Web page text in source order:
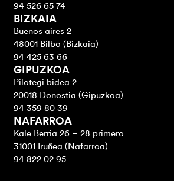
94 526 65 74
BIZKAIA
Buenos aires 2
48001 Bilbo (Bizkaia)
94 425 63 66
GIPUZKOA
Pilotegi bidea 2
20018 Donostia (Gipuzkoa)
94 359 80 39
NAFARROA
Kale Berria 26 – 28 primero
31001 Iruñea (Nafarroa)
94 822 02 95